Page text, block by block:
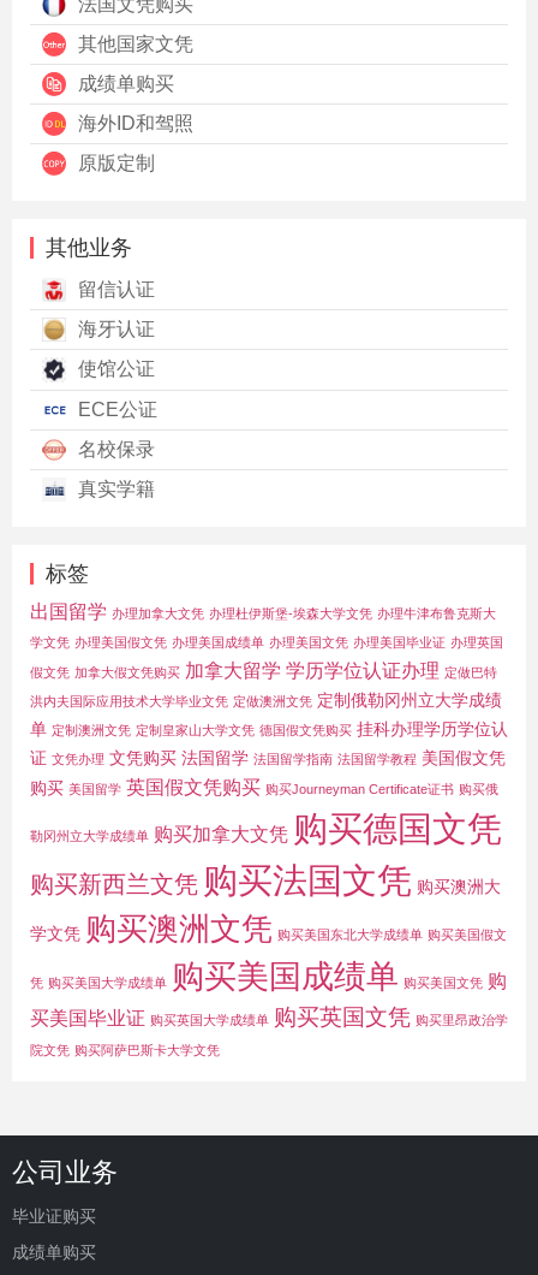
法国文凭购买
其他国家文凭
成绩单购买
海外ID和驾照
原版定制
其他业务
留信认证
海牙认证
使馆公证
ECE公证
名校保录
真实学籍
标签
出国留学 办理加拿大文凭 办理杜伊斯堡-埃森大学文凭 办理牛津布鲁克斯大
学文凭 办理美国假文凭 办理美国成绩单 办理美国文凭 办理美国毕业证 办理英国
假文凭 加拿大假文凭购买 加拿大留学 学历学位认证办理 定做巴特
洪内夫国际应用技术大学毕业文凭 定做澳洲文凭 定制俄勒冈州立大学成绩
单 定制澳洲文凭 定制皇家山大学文凭 德国假文凭购买 挂科办理学历学位认
证 文凭办理 文凭购买 法国留学 法国留学指南 法国留学教程 美国假文凭
购买 美国留学 英国假文凭购买 购买Journeyman Certificate证书 购买俄
勒冈州立大学成绩单 购买加拿大文凭 购买德国文凭
购买新西兰文凭 购买法国文凭 购买澳洲大
学文凭 购买澳洲文凭 购买美国东北大学成绩单 购买美国假文
凭 购买美国大学成绩单 购买美国成绩单 购买美国文凭 购
买美国毕业证 购买英国大学成绩单 购买英国文凭 购买里昂政治学
院文凭 购买阿萨巴斯卡大学文凭
公司业务
毕业证购买
成绩单购买